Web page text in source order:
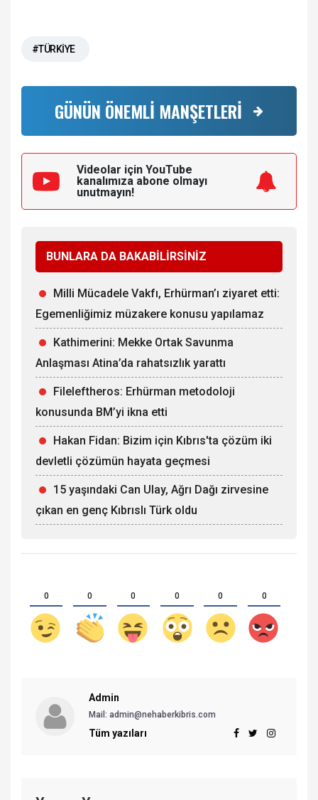
#TÜRKİYE
GÜNÜN ÖNEMLİ MANŞETLERİ
Videolar için YouTube
kanalımıza abone olmayı
unutmayın!
BUNLARA DA BAKABİLİRSİNİZ
Milli Mücadele Vakfı, Erhürman’ı ziyaret etti:
Egemenliğimiz müzakere konusu yapılamaz
Kathimerini: Mekke Ortak Savunma
Anlaşması Atina’da rahatsızlık yarattı
Fileleftheros: Erhürman metodoloji
konusunda BM’yi ikna etti
Hakan Fidan: Bizim için Kıbrıs'ta çözüm iki
devletli çözümün hayata geçmesi
15 yaşındaki Can Ulay, Ağrı Dağı zirvesine
çıkan en genç Kıbrıslı Türk oldu
0 0 0 0 0 0
Admin
Mail: admin@nehaberkibris.com
Tüm yazıları